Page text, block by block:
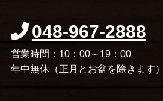
048-967-2888
営業時間：10：00～19：00
年中無休（正月とお盆を除きます）